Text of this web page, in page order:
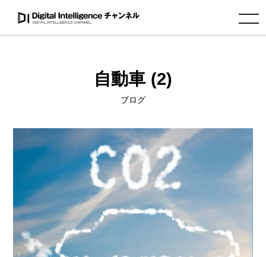
toggle navigation
自動車 (2)
ブログ